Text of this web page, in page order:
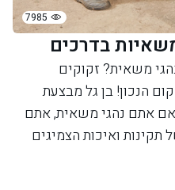
נהגי משאית? זקוקים
הנכון! בן גל מבצעת
אם אתם נהגי משאית, אתם
ואיכות הצמיגים
7985